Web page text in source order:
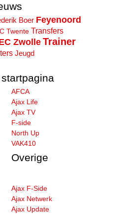
Boer Feyenoord
Twente Transfers
Zwolle Trainer
Jeugd
AFCA
Ajax Life
Ajax TV
F-side
North Up
VAK410
Overige
Ajax F-Side
Ajax Netwerk
Ajax Update